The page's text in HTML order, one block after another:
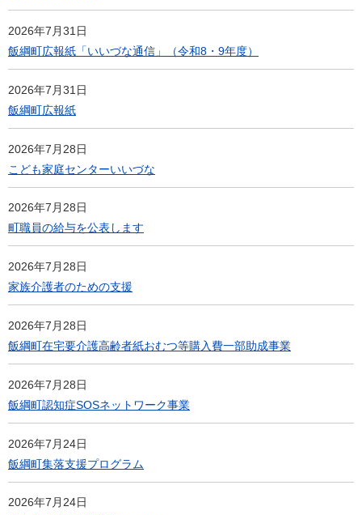
2026年7月31日
飯綱町広報紙「いいづな通信」（令和8・9年度）
2026年7月31日
飯綱町広報紙
2026年7月28日
こども家庭センターいいづな
2026年7月28日
町職員の給与を公表します
2026年7月28日
家族介護者のための支援
2026年7月28日
飯綱町在宅要介護高齢者紙おむつ等購入費一部助成事業
2026年7月28日
飯綱町認知症SOSネットワーク事業
2026年7月24日
飯綱町集落支援プログラム
2026年7月24日